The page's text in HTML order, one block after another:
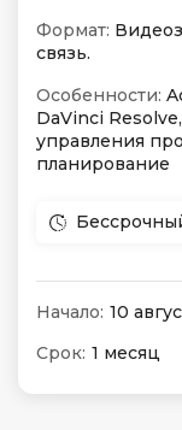
Формат:
связь.
Особенности:
DaVinci
управления
планирование
Начало: 10
Срок: 1 месяц